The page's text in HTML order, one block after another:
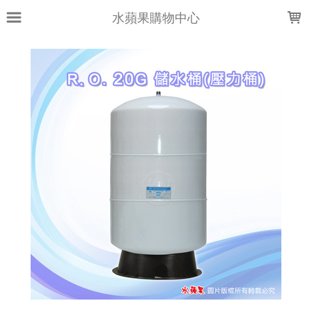
水蘋果購物中心